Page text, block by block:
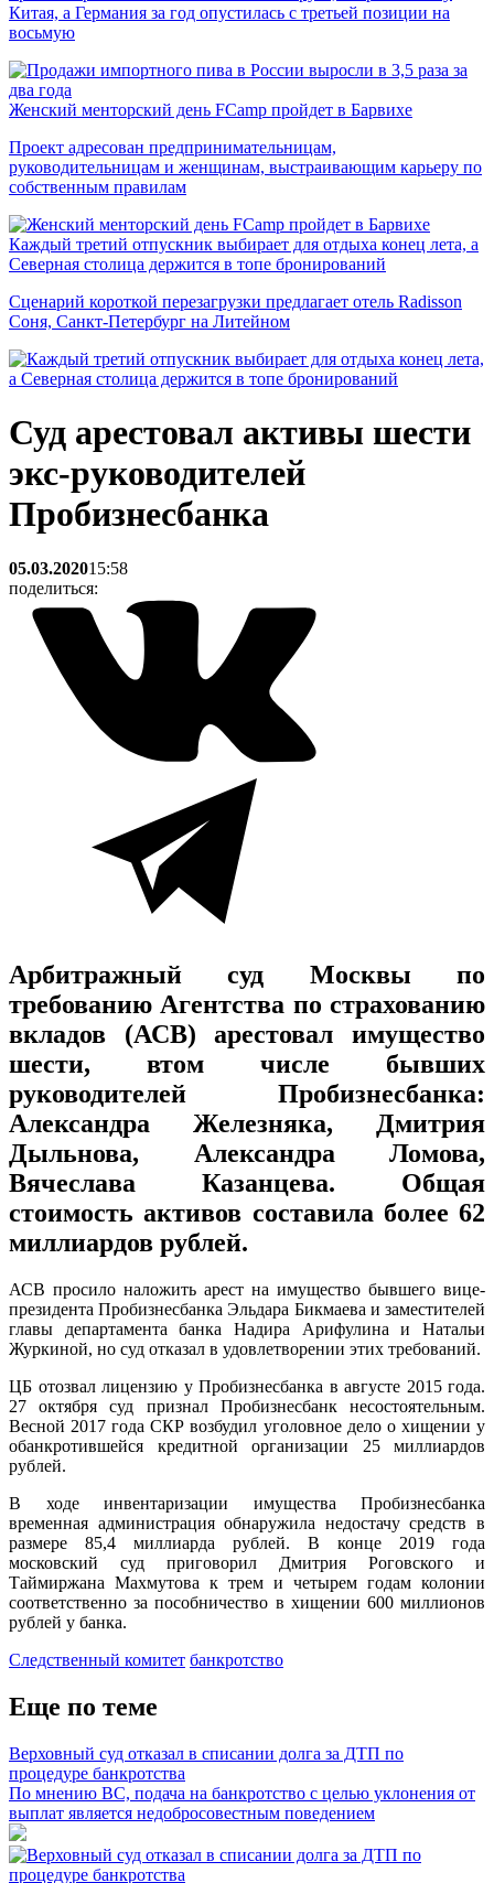
Китая, а Германия за год опустилась с третьей позиции на
восьмую
Женский менторский день FCamp пройдет в Барвихе
Проект адресован предпринимательницам,
руководительницам и женщинам, выстраивающим карьеру по
собственным правилам
Каждый третий отпускник выбирает для отдыха конец лета, а
Северная столица держится в топе бронирований
Сценарий короткой перезагрузки предлагает отель Radisson
Соня, Санкт-Петербург на Литейном
Суд арестовал активы шести
экс-руководителей
Пробизнесбанка
05.03.202015:58
поделиться:
Арбитражный суд Москвы по
требованию Агентства по страхованию
вкладов (АСВ) арестовал имущество
шести, втом числе бывших
руководителей Пробизнесбанка:
Александра Железняка, Дмитрия
Дыльнова, Александра Ломова,
Вячеслава Казанцева. Общая
стоимость активов составила более 62
миллиардов рублей.
АСВ просило наложить арест на имущество бывшего вице-
президента Пробизнесбанка Эльдара Бикмаева и заместителей
главы департамента банка Надира Арифулина и Натальи
Журкиной, но суд отказал в удовлетворении этих требований.
ЦБ отозвал лицензию у Пробизнесбанка в августе 2015 года.
27 октября суд признал Пробизнесбанк несостоятельным.
Весной 2017 года СКР возбудил уголовное дело о хищении у
обанкротившейся кредитной организации 25 миллиардов
рублей.
В ходе инвентаризации имущества Пробизнесбанка
временная администрация обнаружила недостачу средств в
размере 85,4 миллиарда рублей. В конце 2019 года
московский суд приговорил Дмитрия Роговского и
Таймиржана Махмутова к трем и четырем годам колонии
соответственно за пособничество в хищении 600 миллионов
рублей у банка.
Следственный комитет банкротство
Еще по теме
Верховный суд отказал в списании долга за ДТП по
процедуре банкротства
По мнению ВС, подача на банкротство с целью уклонения от
выплат является недобросовестным поведением